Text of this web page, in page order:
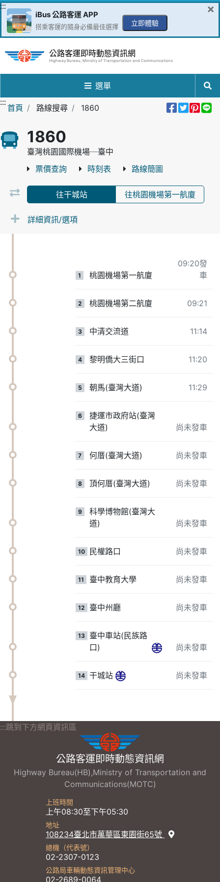
跳到主要內容區
:::
iBus 公路客運 APP
搭乘客運的隨身必備最佳選擇 立即體驗
×
公路客運即時動態資訊網
Highway Bureau, Ministry of Transportation and Communications
選單
:::
首頁 路線搜尋 1860 分享到
分享
分
1860
臺灣桃園國際機場─臺中
票價查詢 時刻表 路線簡圖
往干城站 往桃園機場第一航廈
詳細資訊/選項
1 桃園機場第一航廈
09:20發
車
2 桃園機場第二航廈 09:21
3 中清交流道 11:14
4 黎明僑大三街口 11:20
5 朝馬(臺灣大道) 11:29
6
捷運市政府站(臺灣
大道)
尚未發車
7 何厝(臺灣大道) 尚未發車
8 頂何厝(臺灣大道) 尚未發車
9
科學博物館(臺灣大
道)
尚未發車
10 民權路口 尚未發車
11 臺中教育大學 尚未發車
12 臺中州廳 尚未發車
13
臺中車站(民族路
口)
尚未發車
14 干城站 尚未發車
:::跳到下方網頁資訊區
公路客運即時動態資訊網
Highway Bureau(HB),Ministry of Transportation and
Communications(MOTC)
上班時間
上午08:30至下午05:30
地址
108234臺北市萬華區東園街65號
總機（代表號）
02-2307-0123
公路局車輛動態資訊管理中心
02-2689-0064